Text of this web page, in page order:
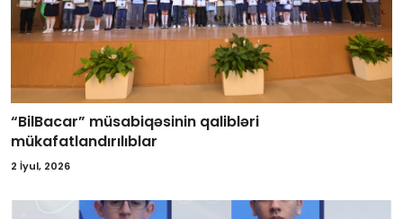
“BilBacar” müsabiqəsinin qalibləri
mükafatlandırılıblar
2 İyul, 2026